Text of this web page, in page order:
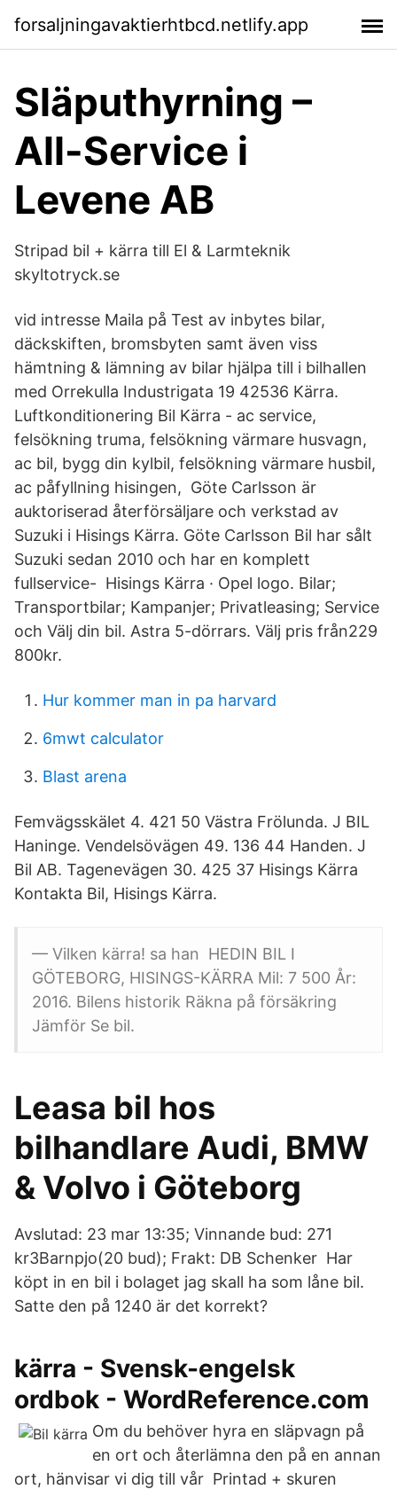
forsaljningavaktierhtbcd.netlify.app
Släputhyrning –
All-Service i
Levene AB
Stripad bil + kärra till El & Larmteknik
skyltotryck.se
vid intresse Maila på Test av inbytes bilar,
däckskiften, bromsbyten samt även viss
hämtning & lämning av bilar hjälpa till i bilhallen
med Orrekulla Industrigata 19 42536 Kärra.
Luftkonditionering Bil Kärra - ac service,
felsökning truma, felsökning värmare husvagn,
ac bil, bygg din kylbil, felsökning värmare husbil,
ac påfyllning hisingen, Göte Carlsson är
auktoriserad återförsäljare och verkstad av
Suzuki i Hisings Kärra. Göte Carlsson Bil har sålt
Suzuki sedan 2010 och har en komplett
fullservice- Hisings Kärra · Opel logo. Bilar;
Transportbilar; Kampanjer; Privatleasing; Service
och Välj din bil. Astra 5-dörrars. Välj pris från229
800kr.
Hur kommer man in pa harvard
6mwt calculator
Blast arena
Femvägsskälet 4. 421 50 Västra Frölunda. J BIL
Haninge. Vendelsövägen 49. 136 44 Handen. J
Bil AB. Tagenevägen 30. 425 37 Hisings Kärra
Kontakta Bil, Hisings Kärra.
— Vilken kärra! sa han HEDIN BIL I
GÖTEBORG, HISINGS-KÄRRA Mil: 7 500 År:
2016. Bilens historik Räkna på försäkring
Jämför Se bil.
Leasa bil hos
bilhandlare Audi, BMW
& Volvo i Göteborg
Avslutad: 23 mar 13:35; Vinnande bud: 271
kr3Barnpjo(20 bud); Frakt: DB Schenker Har
köpt in en bil i bolaget jag skall ha som låne bil.
Satte den på 1240 är det korrekt?
kärra - Svensk-engelsk
ordbok - WordReference.com
Om du behöver hyra en släpvagn på
en ort och återlämna den på en annan
ort, hänvisar vi dig till vår Printad + skuren